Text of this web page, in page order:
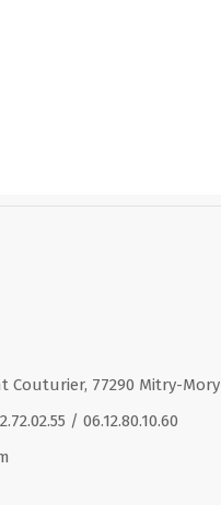
Couturier, 77290 Mitry-Mory
/ 06.12.80.10.60